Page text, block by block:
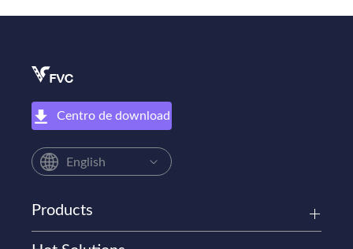
Centro de download
English
Products